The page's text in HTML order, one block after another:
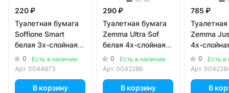
220 ₽
Туалетная бумага
Soffione Smart
белая 3х-слойная
(4 шт)
0
Есть в наличии
Арт. 0044673
В корзину
290 ₽
Туалетная бумага
Zemma Ultra Sof
белая 4х-слойная
(4шт.)
0
Есть в наличии
Арт. 0042286
В корзину
785 ₽
Zemma
4х-
0
Есть в
Арт.
В